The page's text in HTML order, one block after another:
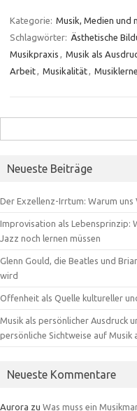
Kategorie: Musik, Medien und
Schlagwörter: Ästhetische
Musikpraxis , Musik als
Arbeit, Musikalität,
nach:
Neueste Beiträge
Der Exzellenz-Irrtum: Warum
Improvisation als Lebensprinzip:
Jazz noch lernen müssen
Glenn Gould, die Beatles und
wird
Offenheit als Quelle kultureller
Musik als persönlicher Ausdruck
persönliche Sichtweise auf Musik
Neueste Kommentare
Aurora zu Was muss ein